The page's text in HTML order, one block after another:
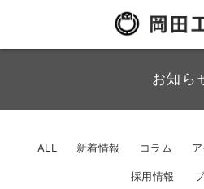
お知ら
ALL 新着情報 コラム
採用情報